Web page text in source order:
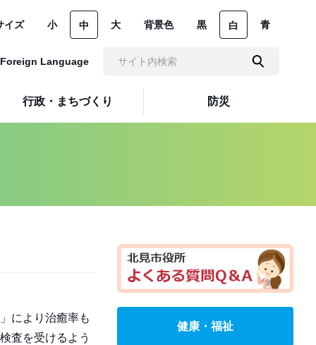
行政・まちづくり 防災
イズ 小 中 大 背景色 黒 白 青
Foreign Language
により治癒率も
査を受けるよう
健康・福祉